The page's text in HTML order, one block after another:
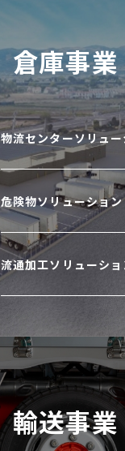
倉庫事業
物流センターソリュ
危険物ソリューション
流通加工ソリューショ
輸送事業